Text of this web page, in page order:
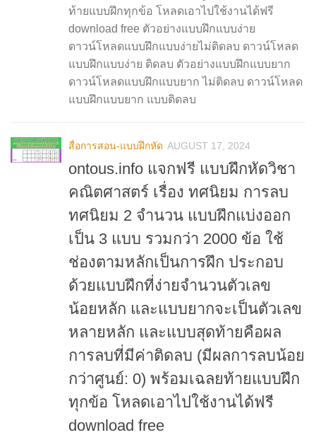
ท้ายแบบฝึกทุกข้อ โหลดเอาไปใช้งานได้ฟรี
download free ตัวอย่างแบบฝึกแบบง่าย
ดาวน์โหลดแบบฝึกแบบง่ายไม่ติดลบ ดาวน์โหลด
แบบฝึกแบบง่าย ติดลบ ตัวอย่างแบบฝึกแบบยาก
ดาวน์โหลดแบบฝึกแบบยาก ไม่ติดลบ ดาวน์โหลด
แบบฝึกแบบยาก แบบติดลบ
สื่อการสอน-แบบฝึกหัด AUGUST 17, 2024
ontous.info แจกฟรี แบบฝึกหัดวิชา
คณิตศาสตร์ เรื่อง ทศนิยม การลบ
ทศนิยม 2 จำนวน แบบฝึกแบ่งออก
เป็น 3 แบบ รวมกว่า 2000 ข้อ ใช้
ช่องตามหลักเป็นการฝึก ประกอบ
ด้วยแบบฝึกที่ง่ายจำนวนตัวเลข
น้อยหลัก และแบบยากจะเป็นตัวเลข
หลายหลัก และแบบสุดท้ายคือผล
การลบที่มีค่าติดลบ (มีผลการลบน้อย
กว่าศูนย์: 0) พร้อมเฉลยท้ายแบบฝึก
ทุกข้อ โหลดเอาไปใช้งานได้ฟรี
download free